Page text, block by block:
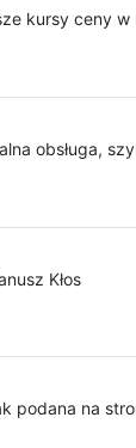
kursy ceny w
obsługa,
Kłos
podana na